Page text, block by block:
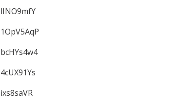
lINO9mfY
1OpV5AqP
bcHYs4w4
4cUX91Ys
ixs8saVR